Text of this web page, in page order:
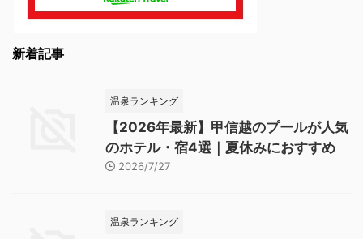
新着記事
温泉ランキング
【2026年最新】甲信越のプールが人気
のホテル・宿4選｜夏休みにおすすめ
2026/7/27
温泉ランキング